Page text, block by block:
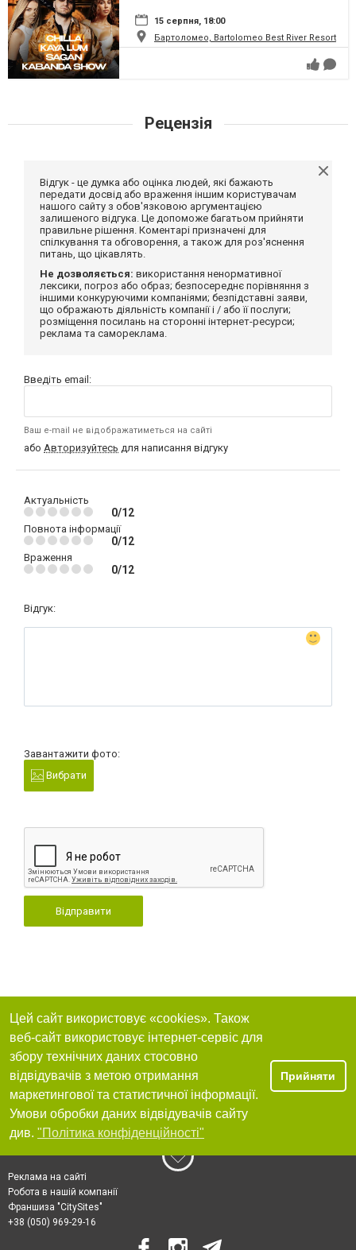
15 серпня, 18:00
Бартоломео, Bartolomeo Best River Resort
Рецензія
Відгук - це думка або оцінка людей, які бажають
передати досвід або враження іншим користувачам
нашого сайту з обов'язковою аргументацією
залишеного відгука. Це допоможе багатьом прийняти
правильне рішення. Коментарі призначені для
спілкування та обговорення, а також для роз'яснення
питань, що цікавлять.
Не дозволяється: використання ненормативної
лексики, погроз або образ; безпосереднє порівняння з
іншими конкуруючими компаніями; безпідставні заяви,
що ображають діяльність компанії і / або її послуги;
розміщення посилань на сторонні інтернет-ресурси;
реклама та самореклама.
Введіть email:
Ваш e-mail не відображатиметься на сайті
або Авторизуйтесь для написання відгуку
Актуальність
0/12
Повнота інформації
0/12
Враження
0/12
Відгук:
Завантажити фото:
Вибрати
Відправити
Цей сайт використовує «cookies». Також
веб-сайт використовує інтернет-сервіс для
збору технічних даних стосовно
відвідувачів з метою отримання
маркетингової та статистичної інформації.
Умови обробки даних відвідувачів сайту
див. "Політика конфіденційності"
Прийняти
Реклама на сайті
Робота в нашій компанії
Франшиза "CitySites"
+38 (050) 969-29-16